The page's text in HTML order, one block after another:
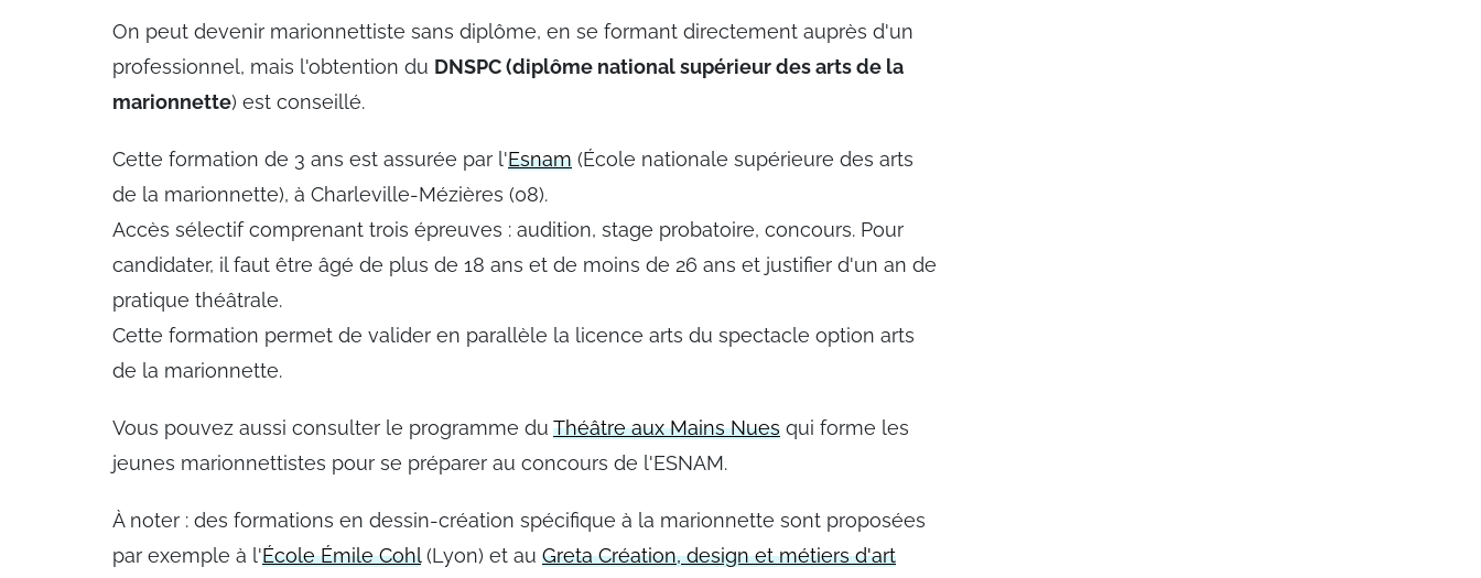
On peut devenir marionnettiste sans diplôme, en se formant directement auprès d'un
professionnel, mais l'obtention du DNSPC (diplôme national supérieur des arts de la
marionnette) est conseillé.
Cette formation de 3 ans est assurée par l'Esnam (École nationale supérieure des arts
de la marionnette), à Charleville-Mézières (08).
Accès sélectif comprenant trois épreuves : audition, stage probatoire, concours. Pour
candidater, il faut être âgé de plus de 18 ans et de moins de 26 ans et justifier d'un an de
pratique théâtrale.
Cette formation permet de valider en parallèle la licence arts du spectacle option arts
de la marionnette.
Vous pouvez aussi consulter le programme du Théâtre aux Mains Nues qui forme les
jeunes marionnettistes pour se préparer au concours de l'ESNAM.
À noter : des formations en dessin-création spécifique à la marionnette sont proposées
par exemple à l'École Émile Cohl(Lyon) et au Greta Création, design et métiers d'art